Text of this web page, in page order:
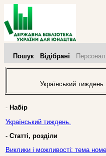
Пошук Відібрані
Український
- Набір
Український тиждень.
- Статті, розділи
Виклики і можливості: тема